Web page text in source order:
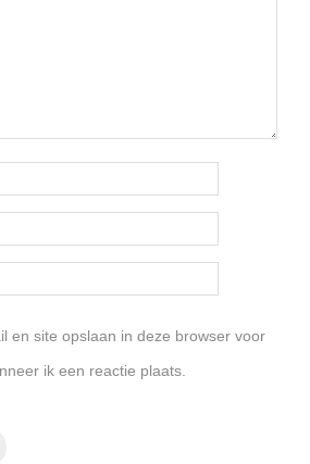
en site opslaan in deze browser voor
ik een reactie plaats.